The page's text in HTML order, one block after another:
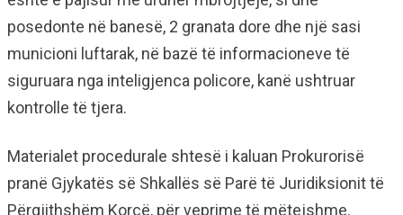
posedonte në banesë, 2 granata dore dhe një sasi
municioni luftarak, në bazë të informacioneve të
siguruara nga inteligjenca policore, kanë ushtruar
kontrolle të tjera.
Materialet procedurale shtesë i kaluan Prokurorisë
pranë Gjykatës së Shkallës së Parë të Juridiksionit të
Përgjithshëm Korçë, për veprime të mëtejshme.